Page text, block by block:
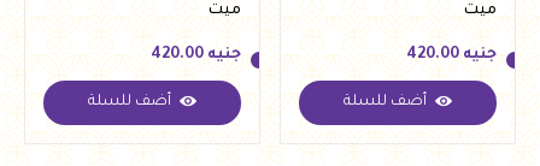
ميت
جنيه 420.00
جنيه 420.00
أضف للسلة
ميت
جنيه 420.00
جنيه 420.00
أضف للسلة